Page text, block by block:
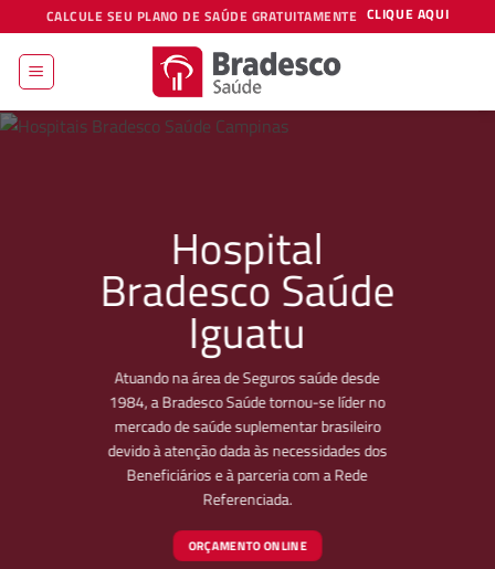
to
content
CALCULE SEU PLANO DE SAÚDE GRATUITAMENTE CLIQUE AQUI
Hospital
Bradesco Saúde
Iguatu
Atuando na área de Seguros saúde desde
1984, a Bradesco Saúde tornou-se líder no
mercado de saúde suplementar brasileiro
devido à atenção dada às necessidades dos
Beneficiários e à parceria com a Rede
Referenciada.
ORÇAMENTO ONLINE